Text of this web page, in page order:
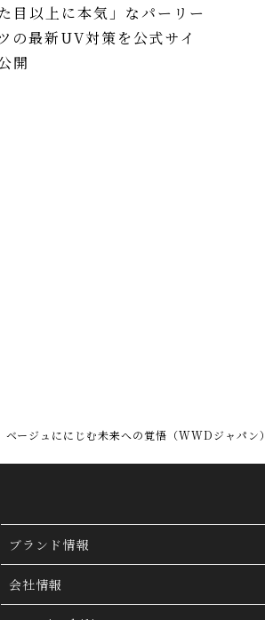
た目以上に本気」なパーリー
の最新UV対策を公式サイ
開
ージュににじむ未来への覚悟（WWDジャパン）
ブランド情報
ブランド検索
会社情報